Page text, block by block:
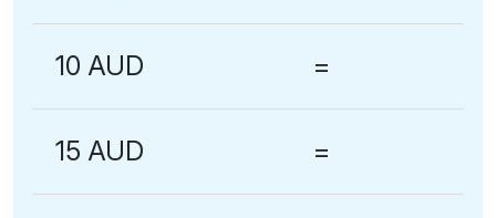
10 AUD =
15 AUD =